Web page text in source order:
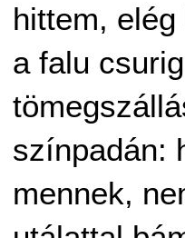
hittem,
a falu
színpadán:
mennek,